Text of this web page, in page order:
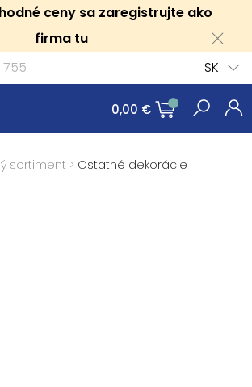
ceny sa zaregistrujte ako
firma tu
755
SK
0,00 €
sortiment > Ostatné dekorácie